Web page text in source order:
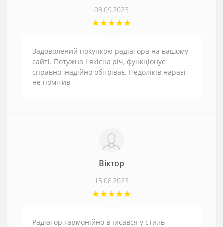
03.09.2023
Задоволений покупкою радіатора на вашому
сайті. Потужна і якісна річ, функціонує
справно, надійно обігріває. Недоліків наразі
не помітив
Віктор
15.08.2023
Радіатор гармонійно вписався у стиль